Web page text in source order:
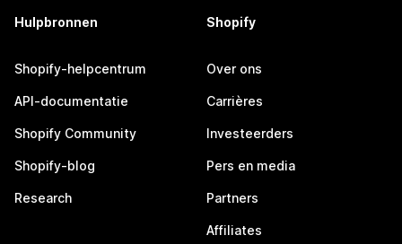
Hulpbronnen
Shopify-helpcentrum
API-documentatie
Shopify Community
Shopify-blog
Research
Shopify
Over ons
Carrières
Investeerders
Pers en media
Partners
Affiliates